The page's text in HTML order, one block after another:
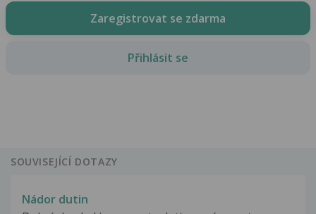
Zaregistrovat se zdarma
Přihlásit se
SOUVISEJÍCÍ DOTAZY
Nádor dutin